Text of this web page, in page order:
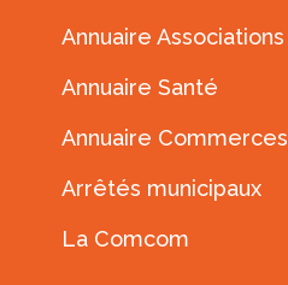
Annuaire Associations
Annuaire Santé
Annuaire Commerces
Arrêtés municipaux
La Comcom